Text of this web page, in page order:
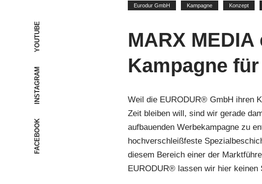
FACEBOOK
INSTAGRAM
YOUTUBE
Eurodur GmbH Kampagne Konzept
MARX
Kampagne
Weil die EURODUR® GmbH ihren
Zeit bleiben will, sind wir gerade
aufbauenden Werbekampagne zu
hochverschleißfeste
diesem Bereich einer der
EURODUR® lassen wir hier keinen